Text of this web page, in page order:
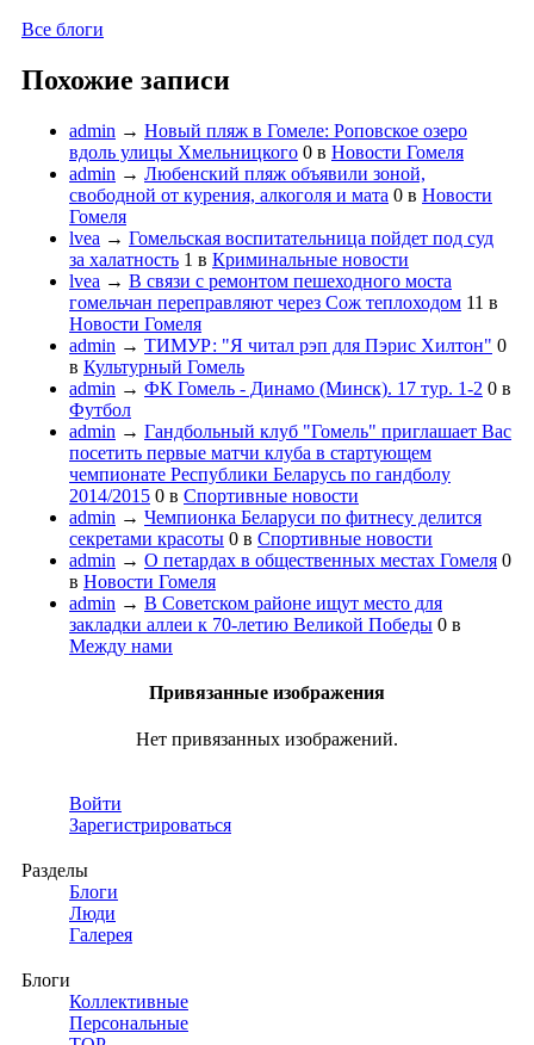
Все блоги
Похожие записи
admin → Новый пляж в Гомеле: Роповское озеро
вдоль улицы Хмельниц­кого 0 в Новости Гомеля
admin → Любенский пляж объявили зоной,
свободной от курения, алкоголя и мата 0 в Новости
Гомеля
lvea → Гомельская воспитательница пойдет под суд
за халатность 1 в Криминальные новости
lvea → В связи с ремонтом пешеходного моста
гомельчан переправляют через Сож теплоходом 11 в
Новости Гомеля
admin → ТИМУР: "Я читал рэп для Пэрис Хилтон" 0
в Культурный Гомель
admin → ФК Гомель - Динамо (Минск). 17 тур. 1-2 0 в
Футбол
admin → Гандбольный клуб "Гомель" приглашает Вас
посетить первые матчи клуба в стартующем
чемпионате Республики Беларусь по гандболу
2014/2015 0 в Спортивные новости
admin → Чемпионка Беларуси по фитнесу делится
секретами красоты 0 в Спортивные новости
admin → О петардах в общественных местах Гомеля 0
в Новости Гомеля
admin → В Советском районе ищут место для
закладки аллеи к 70-летию Великой Победы 0 в
Между нами
Привязанные изображения
Нет привязанных изображений.
Войти
Зарегистрироваться
Разделы
Блоги
Люди
Галерея
Блоги
Коллективные
Персональные